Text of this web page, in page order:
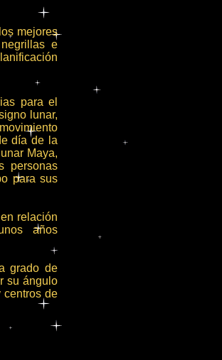
para el
lunar,
día de la
Maya,
personas
para sus
relación
años
grado de
su ángulo
centros de
mejores
e